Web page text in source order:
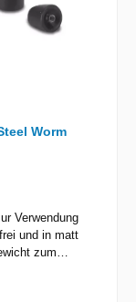
Worm
Verwendung
und in matt
zum